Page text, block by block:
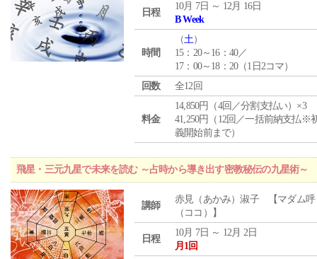
日程
10月 7日 ～ 12月 16日
B Week
時間
（土）
15：20～16：40／
17：00～18：20（1日2コマ）
回数
全12回
料金
14,850円（4回／分割支払い）×3
41,250円（12回／一括前納支払※
義開始前まで）
飛星・三元九星で未来を読む ～占時から導き出す密教秘伝の九星術～
講師
赤見（あかみ）淑子 【マダム呼
（ココ）】
日程
10月 7日 ～ 12月 2日
月1回